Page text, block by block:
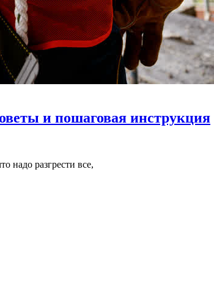
и пошаговая инструкция
надо разгрести все,